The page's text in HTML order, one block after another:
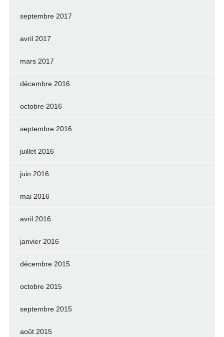
septembre 2017
avril 2017
mars 2017
décembre 2016
octobre 2016
septembre 2016
juillet 2016
juin 2016
mai 2016
avril 2016
janvier 2016
décembre 2015
octobre 2015
septembre 2015
août 2015